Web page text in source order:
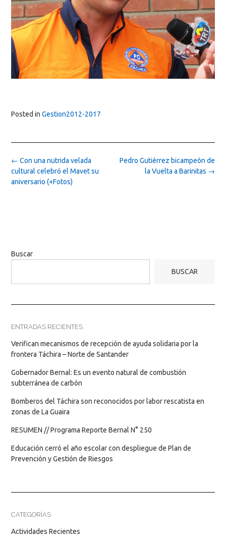
Posted in Gestion2012-2017
Post
navigation
Pedro Gutiérrez bicampeón de
la Vuelta a Barinitas →
← Con una nutrida velada
cultural celebró el Mavet su
aniversario (+Fotos)
Buscar
BUSCAR
ENTRADAS RECIENTES
Verifican mecanismos de recepción de ayuda solidaria por la
frontera Táchira – Norte de Santander
Gobernador Bernal: Es un evento natural de combustión
subterránea de carbón
Bomberos del Táchira son reconocidos por labor rescatista en
zonas de La Guaira
RESUMEN // Programa Reporte Bernal N° 250
Educación cerró el año escolar con despliegue de Plan de
Prevención y Gestión de Riesgos
CATEGORÍAS
Actividades Recientes